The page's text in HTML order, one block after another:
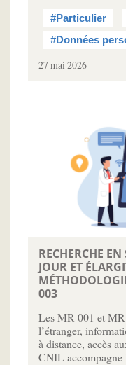
#Particulier
#Données
27 mai 2026
RECHERCHE
JOUR ET
003
Les MR-001 et
l’étranger,
à distance, accès
CNIL